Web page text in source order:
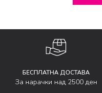
БЕСПЛАТНА ДОСТАВА
За нарачки над 2500 ден